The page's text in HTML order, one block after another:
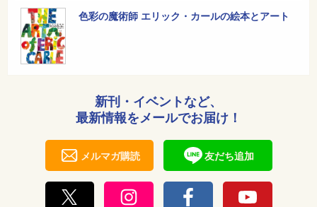
色彩の魔術師 エリック・カールの絵本とアート
新刊・イベントなど、
最新情報をメールでお届け！
メルマガ購読 友だち追加